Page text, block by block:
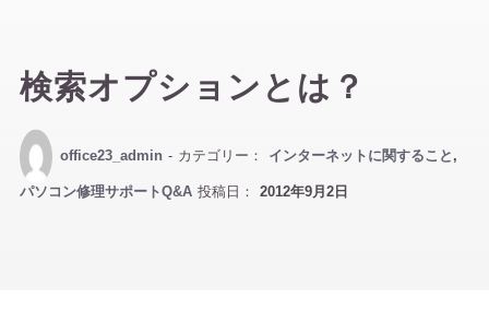
検索オプションとは？
office23_admin - カテゴリー： インターネットに関すること ,
パソコン修理サポートQ&A投稿日： 2012年9月2日